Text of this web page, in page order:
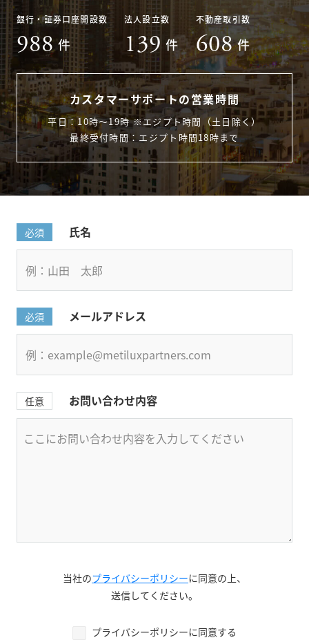
銀行・証券口座開設数
988 件
法人設立数
139 件
不動産取引数
608 件
カスタマーサポートの営業時間
平日：10時〜19時 ※エジプト時間（土日除く）
最終受付時間：エジプト時間18時まで
必須 氏名
必須 メールアドレス
任意 お問い合わせ内容
当社のプライバシーポリシーに同意の上、
送信してください。
プライバシーポリシーに同意する